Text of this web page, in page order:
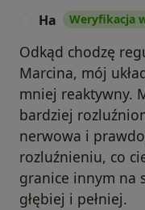
Ha Weryfikacja
Odkąd chodzę
Marcina, mój
mniej reaktywny.
bardziej
nerwowa i
rozluźnieniu, co
granice innym na
głębiej i pełniej.